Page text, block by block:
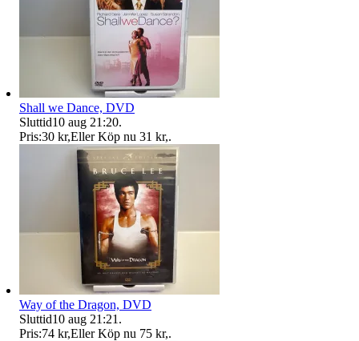
Shall we Dance, DVD
Sluttid10 aug 21:20.
Pris:30 kr,Eller Köp nu 31 kr,.
Way of the Dragon, DVD
Sluttid10 aug 21:21 .
Pris:74 kr,Eller Köp nu 75 kr,.